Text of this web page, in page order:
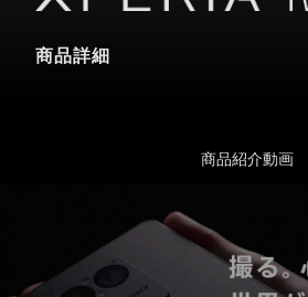
商品詳細
商品紹介動画